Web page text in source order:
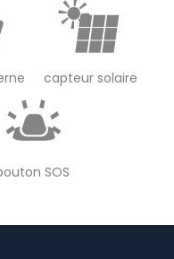
capteur solaire
SOS